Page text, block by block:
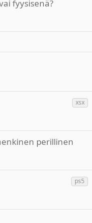
e
fyysisenä?
T
n
i
e
e
xsx
perillinen
T
n
ps5